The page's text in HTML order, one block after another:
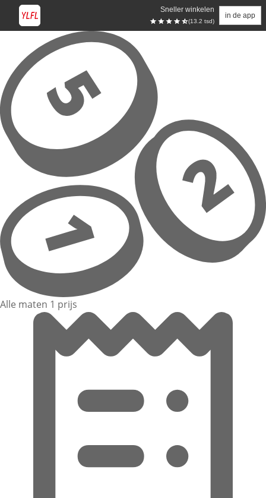
Sneller winkelen
(13.2 tsd)
in de app
Overslaan naar hoofdinhoud
Alle maten 1 prijs